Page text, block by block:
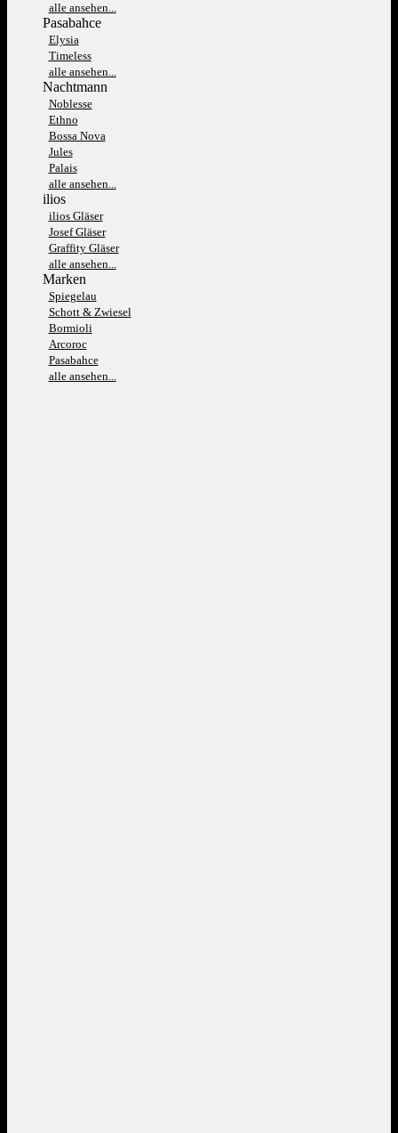
alle ansehen...
Pasabahce
Elysia
Timeless
alle ansehen...
Nachtmann
Noblesse
Ethno
Bossa Nova
Jules
Palais
alle ansehen...
ilios
ilios Gläser
Josef Gläser
Graffity Gläser
alle ansehen...
Marken
Spiegelau
Schott & Zwiesel
Bormioli
Arcoroc
Pasabahce
alle ansehen...